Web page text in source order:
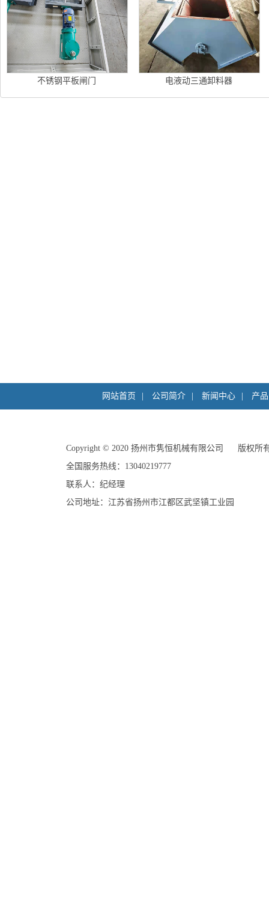
不锈钢平板闸门 电液动三通卸料器
网站首页 公司简介 新闻中心 产
Copyright©2020 扬州市隽恒机械有限公司
版权所
全国服务热线：13040219777
联系人：纪经理
公司地址：江苏省扬州市江都区武坚镇工业园